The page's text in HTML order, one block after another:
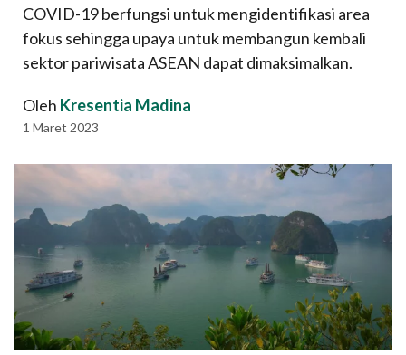
COVID-19 berfungsi untuk mengidentifikasi area
fokus sehingga upaya untuk membangun kembali
sektor pariwisata ASEAN dapat dimaksimalkan.
Oleh Kresentia Madina
1 Maret 2023